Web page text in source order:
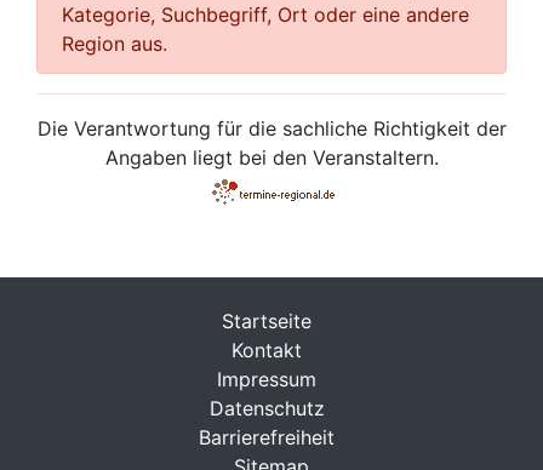
Kategorie, Suchbegriff, Ort oder eine andere
Region aus.
Die Verantwortung für die sachliche Richtigkeit der
Angaben liegt bei den Veranstaltern.
Startseite
Kontakt
Impressum
Datenschutz
Barrierefreiheit